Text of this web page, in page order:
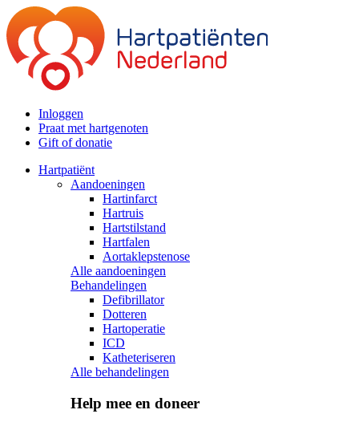
Inloggen
Praat met hartgenoten
Gift of donatie
Hartpatiënt
Aandoeningen
Hartinfarct
Hartruis
Hartstilstand
Hartfalen
Aortaklepstenose
Alle aandoeningen
Behandelingen
Defibrillator
Dotteren
Hartoperatie
ICD
Katheteriseren
Alle behandelingen
Help mee en doneer